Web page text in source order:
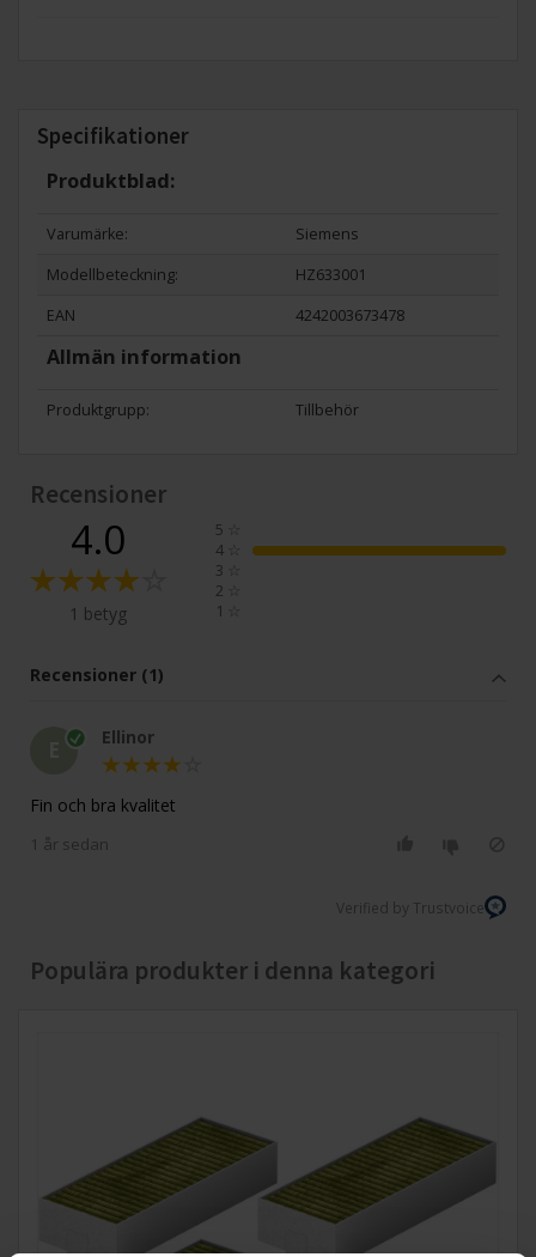
Specifikationer
Produktblad:
Varumärke:
Siemens
Modellbeteckning:
HZ633001
EAN
4242003673478
Allmän information
Produktgrupp: Tillbehör
Recensioner
4.0
1 betyg
5
4
3
2
1
Recensioner (1)
Ellinor
Fin och bra kvalitet
1 år sedan
Verified by Trustvoice
Populära produkter i denna kategori